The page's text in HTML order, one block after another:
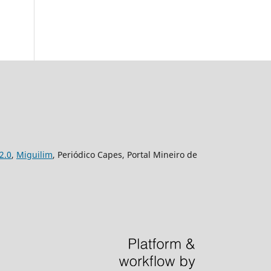
, Miguilim, Periódico Capes, Portal Mineiro de